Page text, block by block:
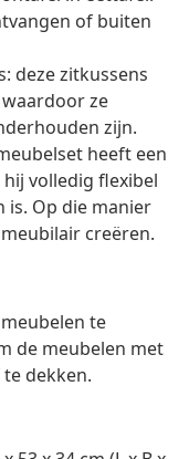
of buiten
deze zitkussens
ze
zijn.
heeft een
volledig flexibel
is. Op die manier
creëren.
te
de meubelen met
dekken.